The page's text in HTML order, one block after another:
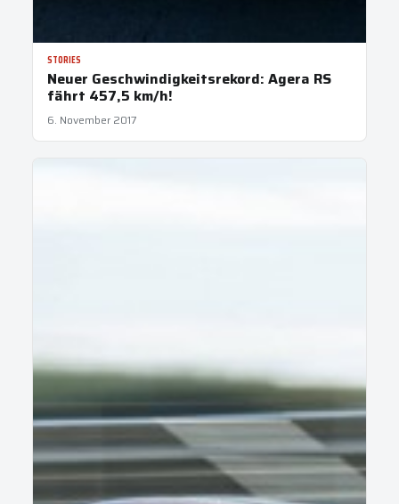
STORIES
Neuer Geschwindigkeitsrekord: Agera RS
fährt 457,5 km/h!
6. November 2017